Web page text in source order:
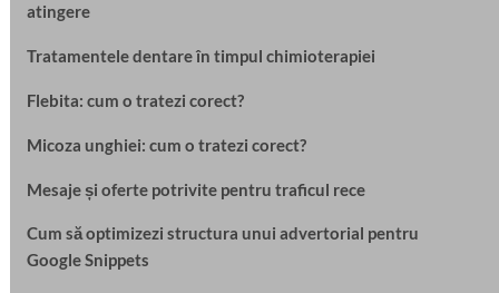
atingere
Tratamentele dentare în timpul chimioterapiei
Flebita: cum o tratezi corect?
Micoza unghiei: cum o tratezi corect?
Mesaje și oferte potrivite pentru traficul rece
Cum să optimizezi structura unui advertorial pentru
Google Snippets